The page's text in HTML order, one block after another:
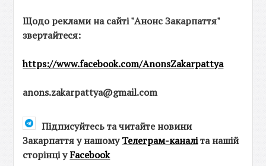
Щодо реклами на сайті "Анонс Закарпаття"
звертайтеся:
https://www.facebook.com/AnonsZakarpattya
anons.zakarpattya@gmail.com
Підписуйтесь та читайте новини
Закарпаття у нашомуТелеграм-каналіта нашій
сторінці уFacebook